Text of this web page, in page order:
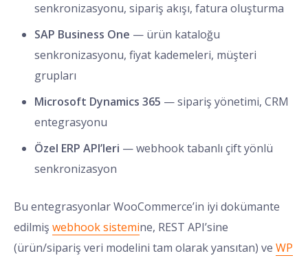
senkronizasyonu, sipariş akışı, fatura oluşturma
SAP Business One — ürün kataloğu
senkronizasyonu, fiyat kademeleri, müşteri
grupları
Microsoft Dynamics 365 — sipariş yönetimi, CRM
entegrasyonu
Özel ERP API’leri — webhook tabanlı çift yönlü
senkronizasyon
Bu entegrasyonlar WooCommerce’in iyi dokümante
edilmiş webhook sistemine, REST API’sine
(ürün/sipariş veri modelini tam olarak yansıtan) ve WP